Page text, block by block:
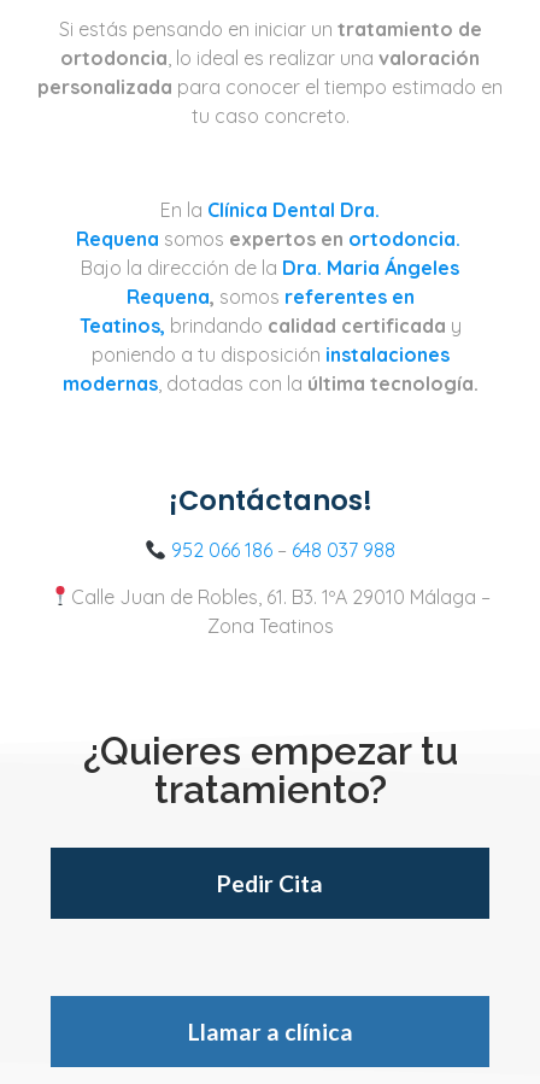
Si estás pensando en iniciar un tratamiento de
ortodoncia, lo ideal es realizar una valoración
personalizada para conocer el tiempo estimado en
tu caso concreto.
En la Clínica Dental Dra.
Requena somos expertos en ortodoncia.
Bajo la dirección de la Dra. Maria Ángeles
Requena, somos referentes en
Teatinos, brindando calidad certificada y
poniendo a tu disposición instalaciones
modernas, dotadas con la última tecnología.
¡Contáctanos!
952 066 186 – 648 037 988
Calle Juan de Robles, 61. B3. 1ºA 29010 Málaga –
Zona Teatinos
¿Quieres empezar tu
tratamiento?
Pedir Cita
Llamar a clínica